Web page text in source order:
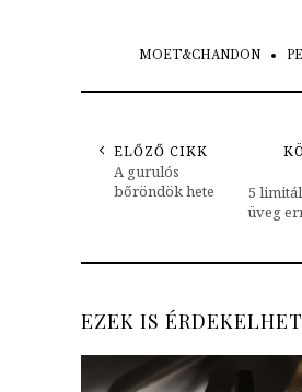
MOET&CHANDON
ELŐZŐ CIKK
A gurulós
bőröndök hete
5
üveg
EZEK IS